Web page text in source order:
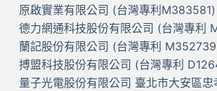
原啟實業有限公司 (台灣專利M383581)
德力網通科技股份有限公司 (台灣專利
蘭記股份有限公司 (台灣專利
搏盟科技股份有限公司 (台灣專利
量子光電股份有限公司 臺北市大安區